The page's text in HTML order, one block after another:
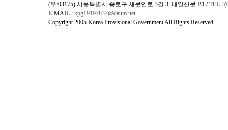
(우:03175) 서울특별시 종로구 새문안로 3길 3, 내일신문 B1 / TEL :
E-MAIL : kpg19197837@daum.net
Copyright 2005 Korea Provisional Government All Rights Reserved